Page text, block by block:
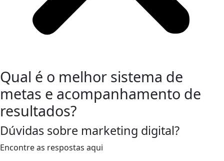
Qual é o melhor sistema de
metas e acompanhamento de
resultados?
Dúvidas sobre marketing digital?
Encontre as respostas aqui